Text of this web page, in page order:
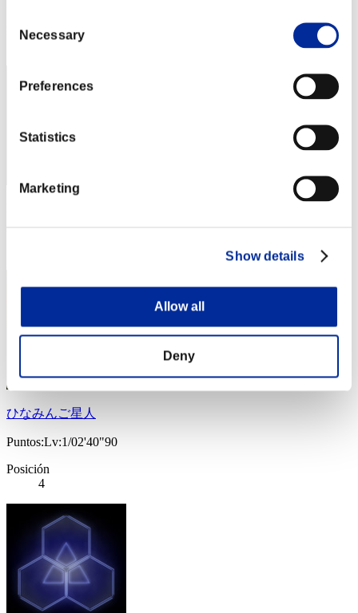
Selection
Necessary
Preferences
Statistics
Marketing
Show details
Allow all
Deny
Posición
ひなみんご星人
Puntos:Lv:1/02'40"90
Posición
4